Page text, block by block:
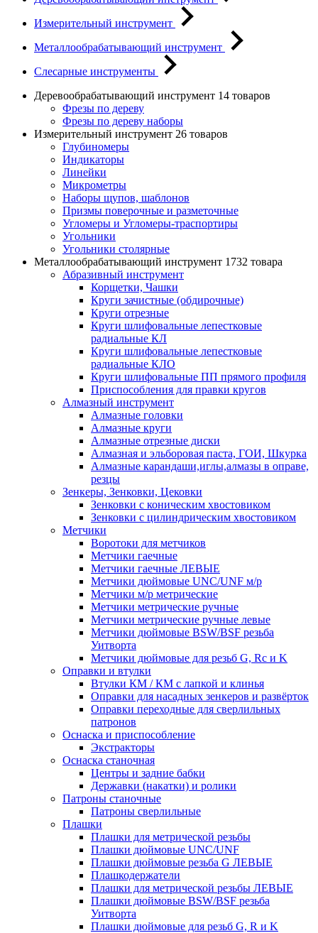
Измерительный инструмент
Металлообрабатывающий инструмент
Слесарные инструменты
Деревообрабатывающий инструмент 14 товаров
Фрезы по дереву
Фрезы по дереву наборы
Измерительный инструмент 26 товаров
Глубиномеры
Индикаторы
Линейки
Микрометры
Наборы щупов, шаблонов
Призмы поверочные и разметочные
Угломеры и Угломеры-траспортиры
Угольники
Угольники столярные
Металлообрабатывающий инструмент 1732 товара
Абразивный инструмент
Корщетки, Чашки
Круги зачистные (обдирочные)
Круги отрезные
Круги шлифовальные лепестковые
радиальные КЛ
Круги шлифовальные лепестковые
радиальные КЛО
Круги шлифовальные ПП прямого профиля
Приспособления для правки кругов
Алмазный инструмент
Алмазные головки
Алмазные круги
Алмазные отрезные диски
Алмазная и эльборовая паста, ГОИ, Шкурка
Алмазные карандаши,иглы,алмазы в оправе,
резцы
Зенкеры, Зенковки, Цековки
Зенковки с коническим хвостовиком
Зенковки с цилиндрическим хвостовиком
Метчики
Воротоки для метчиков
Метчики гаечные
Метчики гаечные ЛЕВЫЕ
Метчики дюймовые UNC/UNF м/р
Метчики м/р метрические
Метчики метрические ручные
Метчики метрические ручные левые
Метчики дюймовые BSW/BSF резьба
Уитворта
Метчики дюймовые для резьб G, Rc и K
Оправки и втулки
Втулки КМ / КМ с лапкой и клинья
Оправки для насадных зенкеров и развёрток
Оправки переходные для сверлильных
патронов
Оснаска и приспособление
Экстракторы
Оснаска станочная
Центры и задние бабки
Державки (накатки) и ролики
Патроны станочные
Патроны сверлильные
Плашки
Плашки для метрической резьбы
Плашки дюймовые UNC/UNF
Плашки дюймовые резьба G ЛЕВЫЕ
Плашкодержатели
Плашки для метрической резьбы ЛЕВЫЕ
Плашки дюймовые BSW/BSF резьба
Уитворта
Плашки дюймовые для резьб G, R и K